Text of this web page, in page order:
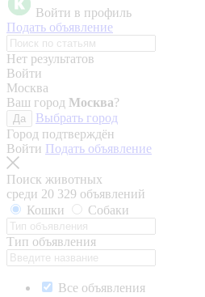
Войти в профиль
Подать объявление
Нет результатов
Войти
Москва
Ваш город Москва?
Да
Выбрать город
Город подтверждён
Войти Подать объявление
Поиск животных
среди 20 329 объявлений
Кошки
Собаки
Тип объявления
Все объявления